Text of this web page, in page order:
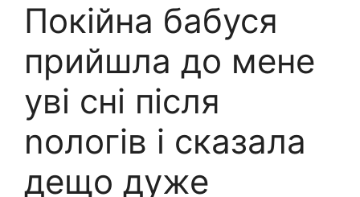
Покійна бабуся
прийшла до мене
уві сні після
nологів і сказала
дещо дуже